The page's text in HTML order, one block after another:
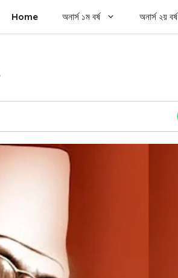
Home অনার্স ১ম বর্ষ অনার্স ২য় বর্ষ